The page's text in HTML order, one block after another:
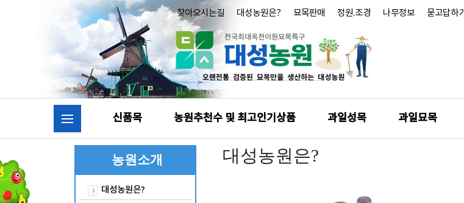
찾아오시는길 대성농원은? 묘목판매 정원.조경 나무정보 묻고답하기
신품목 농원추천수 및 최고인기상품 과일성목 과일묘목
농원소개
대성농원은?
대성농원은?